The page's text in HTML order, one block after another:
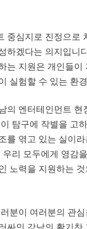
중심지로 진정으로
하겠다는 의지입니
는 지원은 개인들이
실험할 수 있는 환
의 엔터테인먼트 현
탐구에 작별을 고
를 엮고 있는 실이
리 모두에게 영감
노력을 지원하는
분이 여러분의 관
싸인 강남의 활기찬